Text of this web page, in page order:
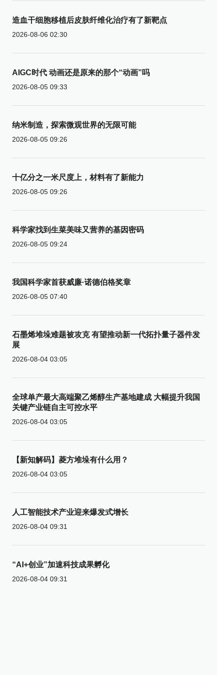
造血干细胞移植后皮肤纤维化治疗有了新靶点
2026-08-06 02:30
AIGC时代 动画还是原来的那个“动画”吗
2026-08-05 09:33
纳米制造，探索微观世界的无限可能
2026-08-05 09:26
十亿分之一米尺度上，材料有了新能力
2026-08-05 09:26
科学家找到生菜美味又营养的基因密码
2026-08-05 09:24
我国科学家首获威廉·诺德伯格奖章
2026-08-05 07:40
石墨烯堆垛难题被攻克 有望推动新一代拓扑量子器件发
展
2026-08-04 03:05
全球单产最大高端聚乙烯醇生产基地建成 大幅提升我国
关键产业链自主可控水平
2026-08-04 03:05
【新知解码】菱方堆垛有什么用？
2026-08-04 03:05
人工智能技术产业迎来爆发式增长
2026-08-04 09:31
“AI+创业”加速科技成果孵化
2026-08-04 09:31